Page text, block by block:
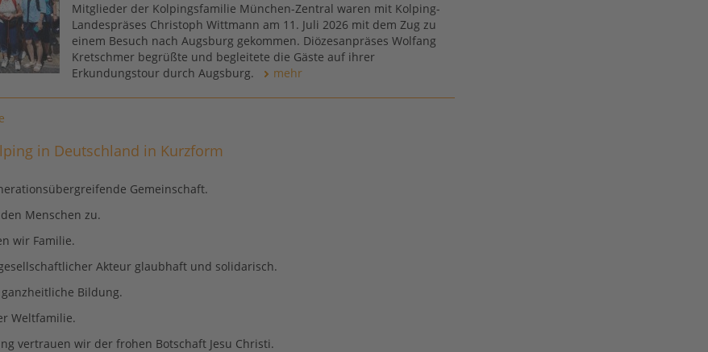
Mitglieder der Kolpingsfamilie München-Zentral waren mit Kolping-
Landespräses Christoph Wittmann am 11. Juli 2026 mit dem Zug zu
einem Besuch nach Augsburg gekommen. Diözesanpräses Wolfang
Kretschmer begrüßte und begleitete die Gäste auf ihrer
Erkundungstour durch Augsburg.
mehr
in Deutschland in Kurzform
Gemeinschaft.
Menschen zu.
wir Familie.
Akteur glaubhaft und solidarisch.
Bildung.
Weltfamilie.
vertrauen wir der frohen Botschaft Jesu Christi.